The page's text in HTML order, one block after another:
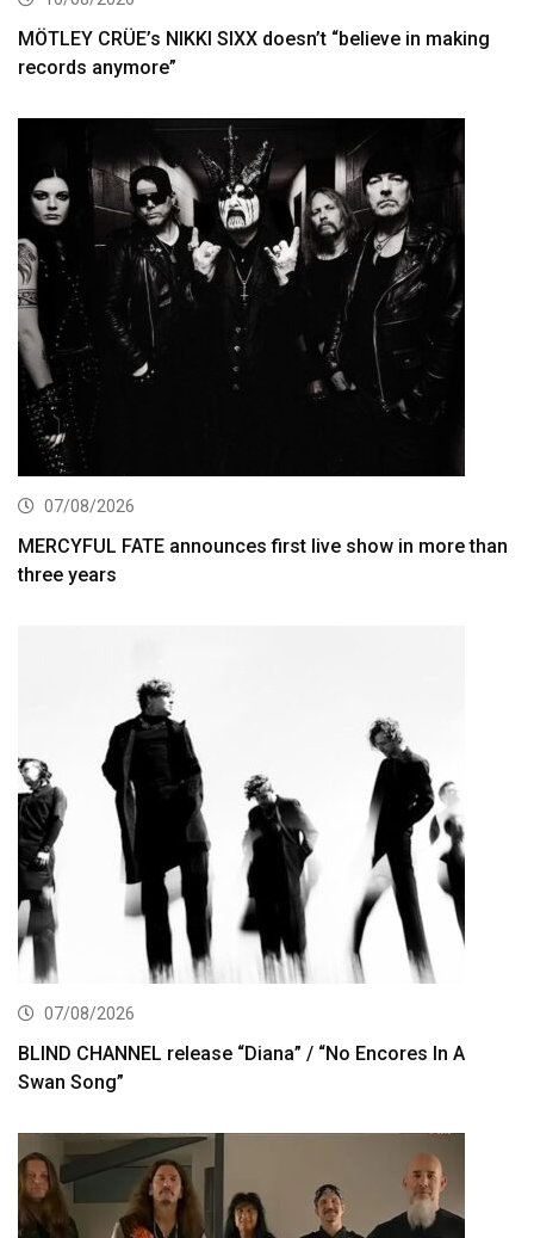
MÖTLEY CRÜE’s NIKKI SIXX doesn’t “believe in making
records anymore”
07/08/2026
MERCYFUL FATE announces first live show in more than
three years
07/08/2026
BLIND CHANNEL release “Diana” / “No Encores In A
Swan Song”